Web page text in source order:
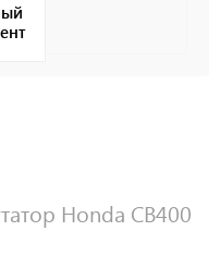
Honda CB400